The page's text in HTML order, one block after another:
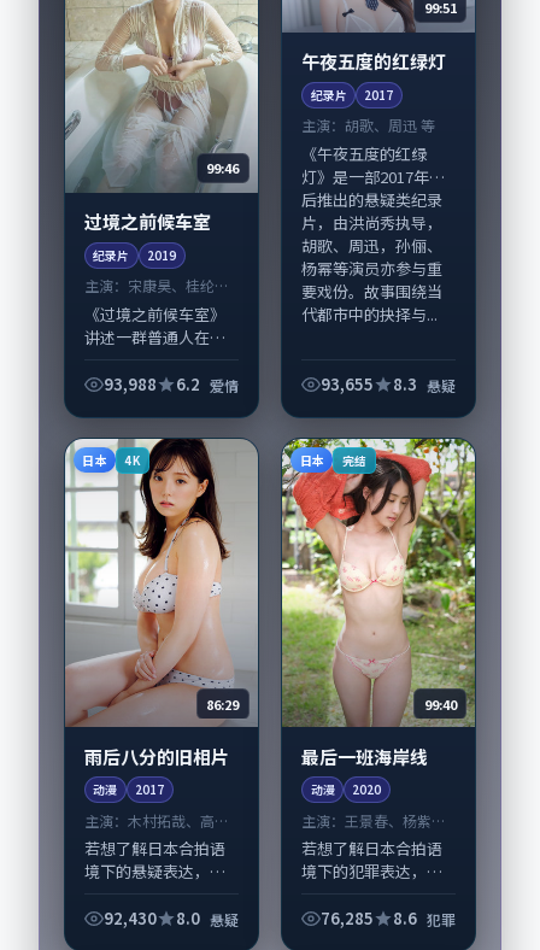
99:46
过境之前候车室
纪录片 2019
主演： 宋康昊、桂纶镁
等
《过境之前候车室》
讲述一群普通人在偶
生轨迹的故事，爱情
滨口龙介擅长留白叙
事，宋康昊、桂纶镁...
93,988 6.2 爱情
99:51
午夜五度的红绿灯
纪录片 2017
主演： 胡歌、周迅 等
《午夜五度的红绿
灯》是一部2017年前
后推出的悬疑类纪录
片，由洪尚秀执导，
胡歌、周迅，孙俪、
杨幂等演员亦参与重
要戏份。故事围绕当
代都市中的抉择与...
93,655 8.3 悬疑
日本 4K
86:29
雨后八分的旧相片
动漫 2017
主演： 木村拓哉、高圆
圆 等
若想了解日本合拍语
境下的悬疑表达，
片》值得关注：剧情
92,430 8.0 悬疑
日本 完结
99:40
最后一班海岸线
动漫 2020
主演： 王景春、杨紫琼
等
若想了解日本合拍语
境下的犯罪表达，
值得关注：剧情侧重
76,285 8.6 犯罪